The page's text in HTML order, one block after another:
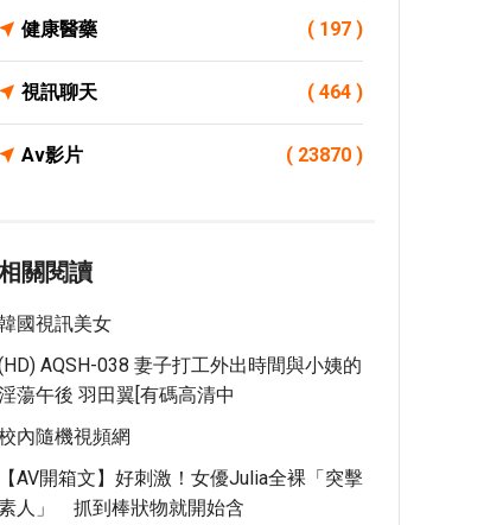
健康醫藥 ( 197 )
視訊聊天 ( 464 )
Av影片 ( 23870 )
關閱讀
國視訊美女
AQSH-038 妻子打工外出時間與小姨的
蕩午後 羽田翼[有碼高清中
內隨機視頻網
【AV開箱文】好刺激！女優Julia全裸「突擊
人」 抓到棒狀物就開始含